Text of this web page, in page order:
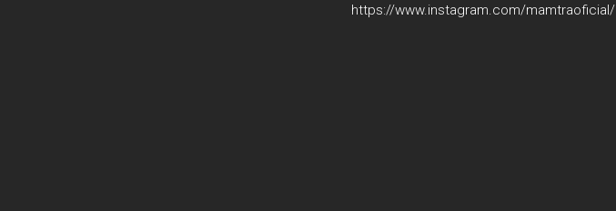
https://www.instagram.com/mamtraoficial/